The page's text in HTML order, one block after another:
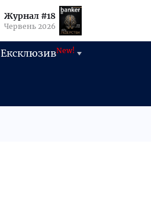
Журнал #18
Червень 2026
ЕксклюзивNew!